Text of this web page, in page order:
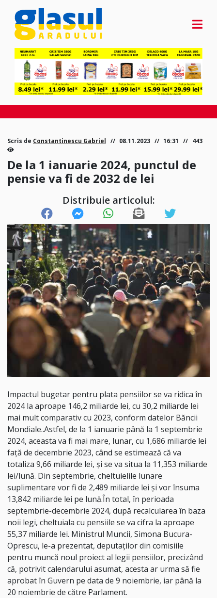
Scris de Constantinescu Gabriel 08.11.2023 16:31 443
De la 1 ianuarie 2024, punctul de
pensie va fi de 2032 de lei
Distribuie articolul:
Impactul bugetar pentru plata pensiilor se va ridica în
2024 la aproape 146,2 miliarde lei, cu 30,2 miliarde lei
mai mult comparativ cu 2023, conform datelor Băncii
Mondiale..Astfel, de la 1 ianuarie până la 1 septembrie
2024, aceasta va fi mai mare, lunar, cu 1,686 miliarde lei
faţă de decembrie 2023, când se estimează că va
totaliza 9,66 miliarde lei, şi se va situa la 11,353 miliarde
lei/lună. Din septembrie, cheltuielile lunare
suplimentare vor fi de 2,489 miliarde lei şi vor însuma
13,842 miliarde lei pe lună.În total, în perioada
septembrie-decembrie 2024, după recalcularea în baza
noii legi, cheltuiala cu pensiile se va cifra la aproape
55,37 miliarde lei. Ministrul Muncii, Simona Bucura-
Oprescu, le-a prezentat, deputaţilor din comisiile
pentru muncă noul proiect al legii pensiilor, precizând
că, potrivit calendarului asumat, acesta ar urma să fie
aprobat în Guvern pe data de 9 noiembrie, iar până la
20 noiembrie de către Parlament.